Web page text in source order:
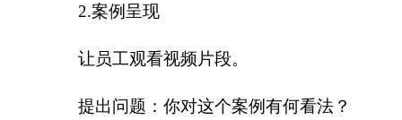
2.案例呈现
让员工观看视频片段。
提出问题：你对这个案例有何看法？